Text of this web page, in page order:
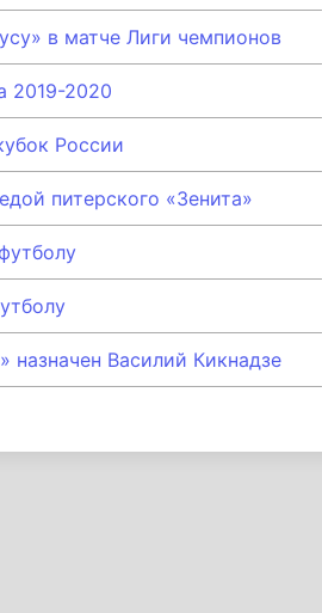
в матче Лиги чемпионов
2019-2020
России
питерского «Зенита»
назначен Василий Кикнадзе